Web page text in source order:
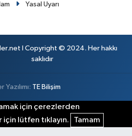
Yasal Uyarı
I Copyright © 2024. Her hakkı
saklıdır
Yazılımı: TE Bilişim
için çerezlerden
lütfen tıklayın.
Tamam